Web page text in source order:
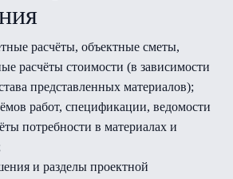
расчёты, объектные сметы,
расчёты стоимости (в зависимости
представленных материалов);
работ, спецификации, ведомости
потребности в материалах и
и разделы проектной